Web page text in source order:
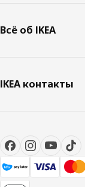
Всё об IKEA
IKEA контакты